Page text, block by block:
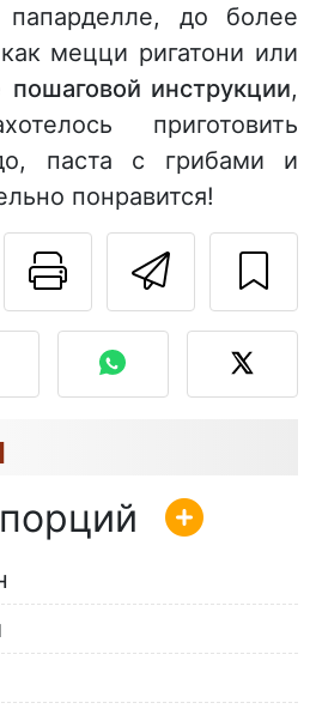
папарделле, до более
мецци ригатони или
пошаговой инструкции,
приготовить
паста с грибами и
понравится!
вопрос
фото этого